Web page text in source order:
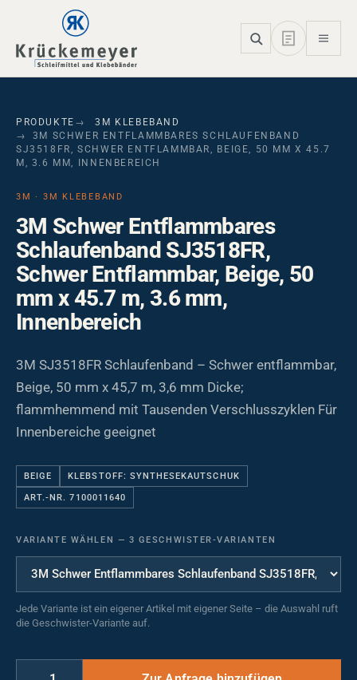
Skip to main navigation
Skip to main content
Skip to page footer
PRODUKTE
3M KLEBEBAND
3M SCHWER ENTFLAMMBARES SCHLAUFENBAND
SJ3518FR, SCHWER ENTFLAMMBAR, BEIGE, 50 MM X 45.7
M, 3.6 MM, INNENBEREICH
3M · 3M KLEBEBAND
3M Schwer Entflammbares
Schlaufenband SJ3518FR,
Schwer Entflammbar, Beige, 50
mm x 45.7 m, 3.6 mm,
Innenbereich
3M SJ3518FR Schlaufenband – Schwer entflammbar,
Beige, 50 mm x 45,7 m, 3,6 mm Dicke;
flammhemmend mit Tausenden Verschlusszyklen Für
Innenbereiche geeignet
BEIGE KLEBSTOFF: SYNTHESEKAUTSCHUK
ART.-NR. 7100011640
VARIANTE WÄHLEN — 3 GESCHWISTER-VARIANTEN
Jede Variante ist ein eigener Artikel mit eigener Seite – die Auswahl ruft
die Geschwister-Variante auf.